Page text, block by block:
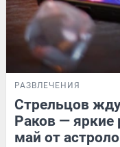
РАЗВЛЕЧЕНИЯ
Стрельцов
Раков — яркие
май от